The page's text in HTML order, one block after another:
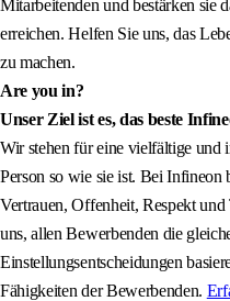
Mitarbeitenden und bestärken sie
erreichen. Helfen Sie uns, das
zu machen.
Are you in?
Unser Ziel ist es, das beste
Wir stehen für eine vielfältige
Person so wie sie ist. Bei
Vertrauen, Offenheit, Respekt
uns, allen Bewerbenden die
Einstellungsentscheidungen
Fähigkeiten der Bewerbenden.